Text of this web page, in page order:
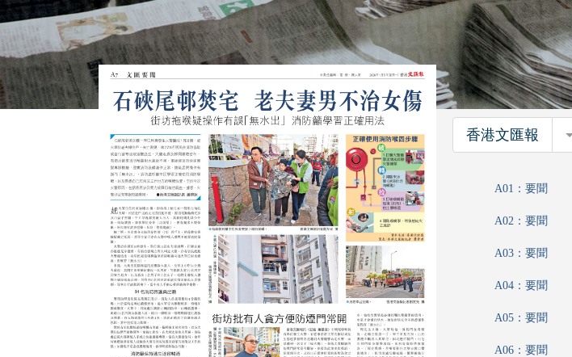
香港文匯報
A01：要聞
A02：要聞
A03：要聞
A04：要聞
A05：要聞
A06：要聞